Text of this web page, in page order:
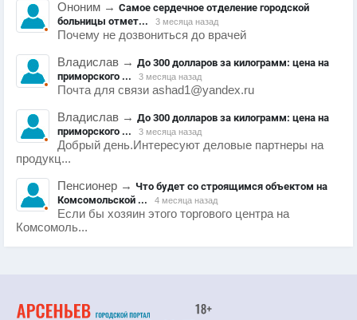
Ононим → Самое сердечное отделение городской
больницы отмет...
3 месяца назад
Почему не дозвониться до врачей
Владислав → До 300 долларов за килограмм: цена на
приморского ...
3 месяца назад
Почта для связи ashad1@yandex.ru
Владислав → До 300 долларов за килограмм: цена на
приморского ...
3 месяца назад
Добрый день.Интересуют деловые партнеры на
продукц...
Пенсионер → Что будет со строящимся объектом на
Комсомольской ...
4 месяца назад
Если бы хозяин этого торгового центра на
Комсомоль...